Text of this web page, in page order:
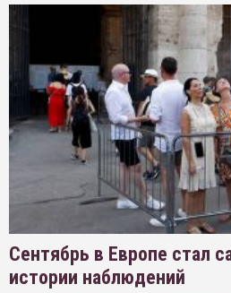
Сентябрь в Европе стал
истории наблюдений